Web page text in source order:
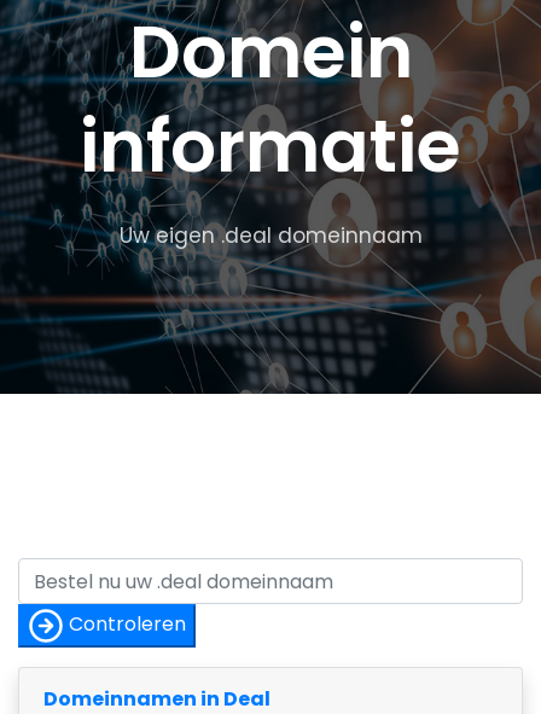
Domein
informatie
Uw eigen .deal domeinnaam
Controleren
Domeinnamen in Deal